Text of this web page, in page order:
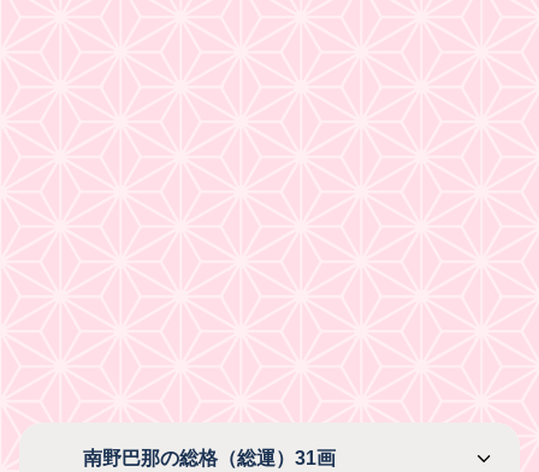
南野巴那の総格（総運）31画